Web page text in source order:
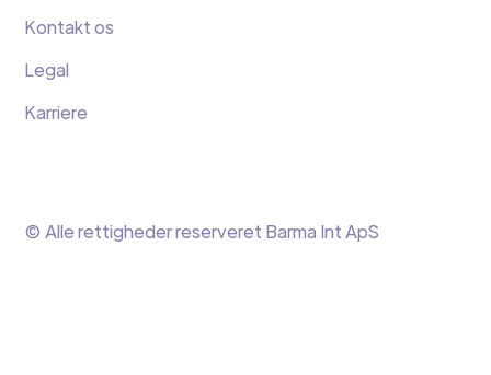
Kontakt os
Legal
Karriere
© Alle rettigheder reserveret Barma Int ApS